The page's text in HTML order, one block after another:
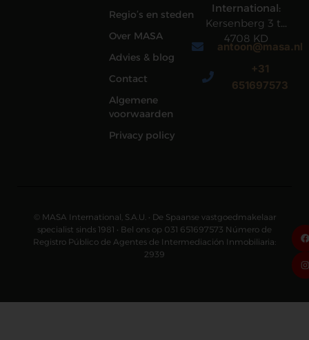
Regio’s en steden
Over MASA
Advies & blog
Contact
Algemene
voorwaarden
Privacy policy
International:
Kersenberg 3 te
4708 KD
Roosendaal
antoon@masa.nl
+31
651697573
© MASA International, S.A.U. • De Spaanse vastgoedmakelaar
specialist sinds 1981 • Bel ons op 031 651697573 Número de
Registro Público de Agentes de Intermediación Inmobiliaria:
2939